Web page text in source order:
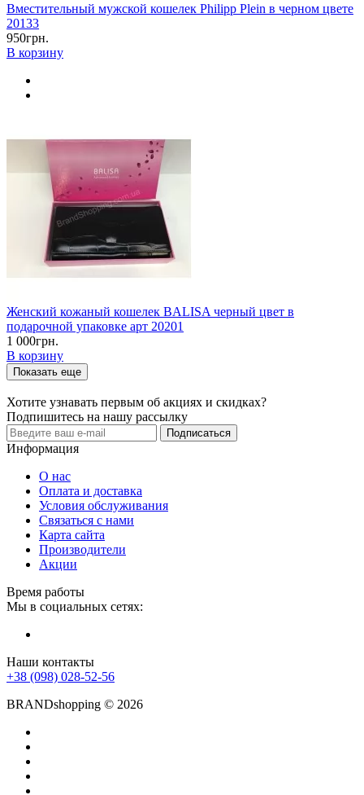
Вместительный мужской кошелек Philipp Plein в черном цвете
20133
950грн.
В корзину
Женский кожаный кошелек BALISA черный цвет в
подарочной упаковке арт 20201
1 000грн.
В корзину
Показать еще
Хотите узнавать первым об акциях и скидках?
Подпишитесь на нашу рассылку
Подписаться
Информация
О нас
Оплата и доставка
Условия обслуживания
Связаться с нами
Карта сайта
Производители
Акции
Время работы
Мы в социальных сетях:
Наши контакты
+38 (098) 028-52-56
BRANDshopping © 2026